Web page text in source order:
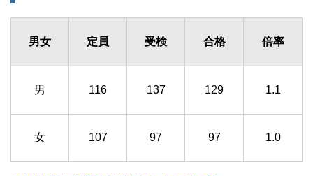
男女 定員 受検 合格 倍率
男 116 137 129 1.1
女 107 97 97 1.0